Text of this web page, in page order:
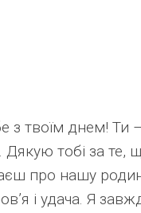
з твоїм днем!
тобі за те,
про нашу
і удача. Я